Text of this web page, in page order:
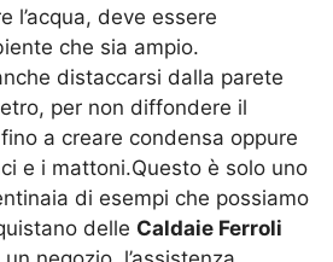
l’acqua, deve essere
che sia ampio.
distaccarsi dalla parete
per non diffondere il
a creare condensa oppure
e i mattoni.Questo è solo uno
di esempi che possiamo
delle Caldaie Ferroli